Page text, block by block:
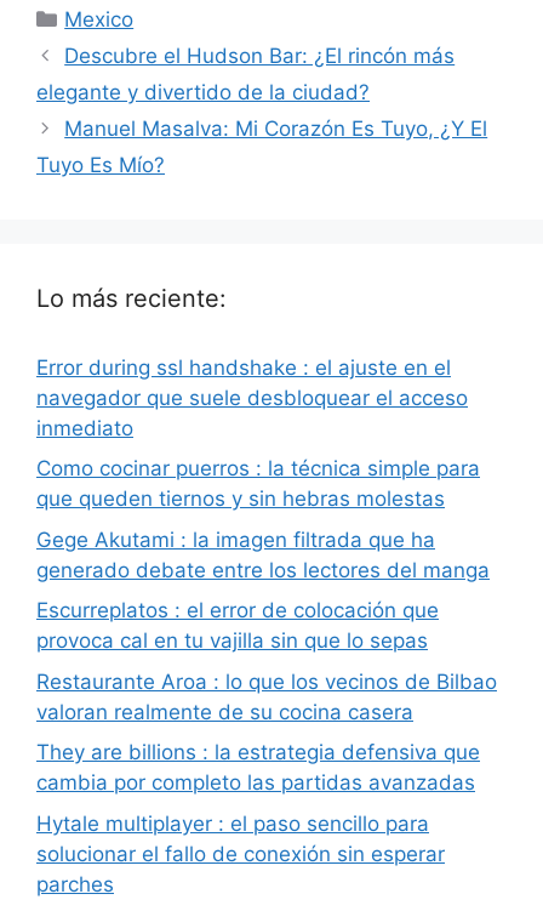
Categorías
Mexico
Descubre el Hudson Bar: ¿El rincón más
elegante y divertido de la ciudad?
Manuel Masalva: Mi Corazón Es Tuyo, ¿Y El
Tuyo Es Mío?
Lo más reciente:
Error during ssl handshake : el ajuste en el
navegador que suele desbloquear el acceso
inmediato
Como cocinar puerros : la técnica simple para
que queden tiernos y sin hebras molestas
Gege Akutami : la imagen filtrada que ha
generado debate entre los lectores del manga
Escurreplatos : el error de colocación que
provoca cal en tu vajilla sin que lo sepas
Restaurante Aroa : lo que los vecinos de Bilbao
valoran realmente de su cocina casera
They are billions : la estrategia defensiva que
cambia por completo las partidas avanzadas
Hytale multiplayer : el paso sencillo para
solucionar el fallo de conexión sin esperar
parches